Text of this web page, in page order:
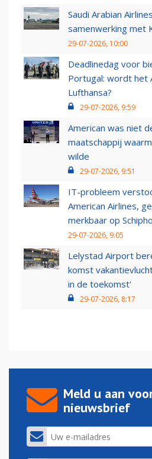
Saudi Arabian
samenwerking met
29-07-2026, 10:00
Deadlinedag voor
Portugal: wordt het
Lufthansa?
29-07-2026, 9:59
American was niet
maatschappij
wilde
29-07-2026, 9:51
IT-probleem
American Airlines,
merkbaar op
29-07-2026, 9:05
Lelystad Airport
komst
in de toekomst'
29-07-2026, 8:17
Meld u aan
nieuwsbrief